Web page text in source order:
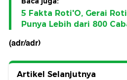
5 Fakta Roti'O, Gerai
Punya Lebih dari 800
(adr/adr)
Artikel Selanjutnya